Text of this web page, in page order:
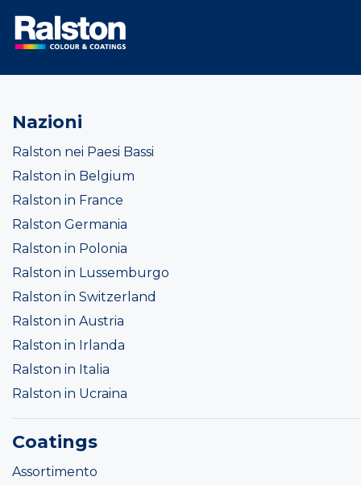
Nazioni
Ralston nei Paesi Bassi
Ralston in Belgium
Ralston in France
Ralston Germania
Ralston in Polonia
Ralston in Lussemburgo
Ralston in Switzerland
Ralston in Austria
Ralston in Irlanda
Ralston in Italia
Ralston in Ucraina
Coatings
Assortimento